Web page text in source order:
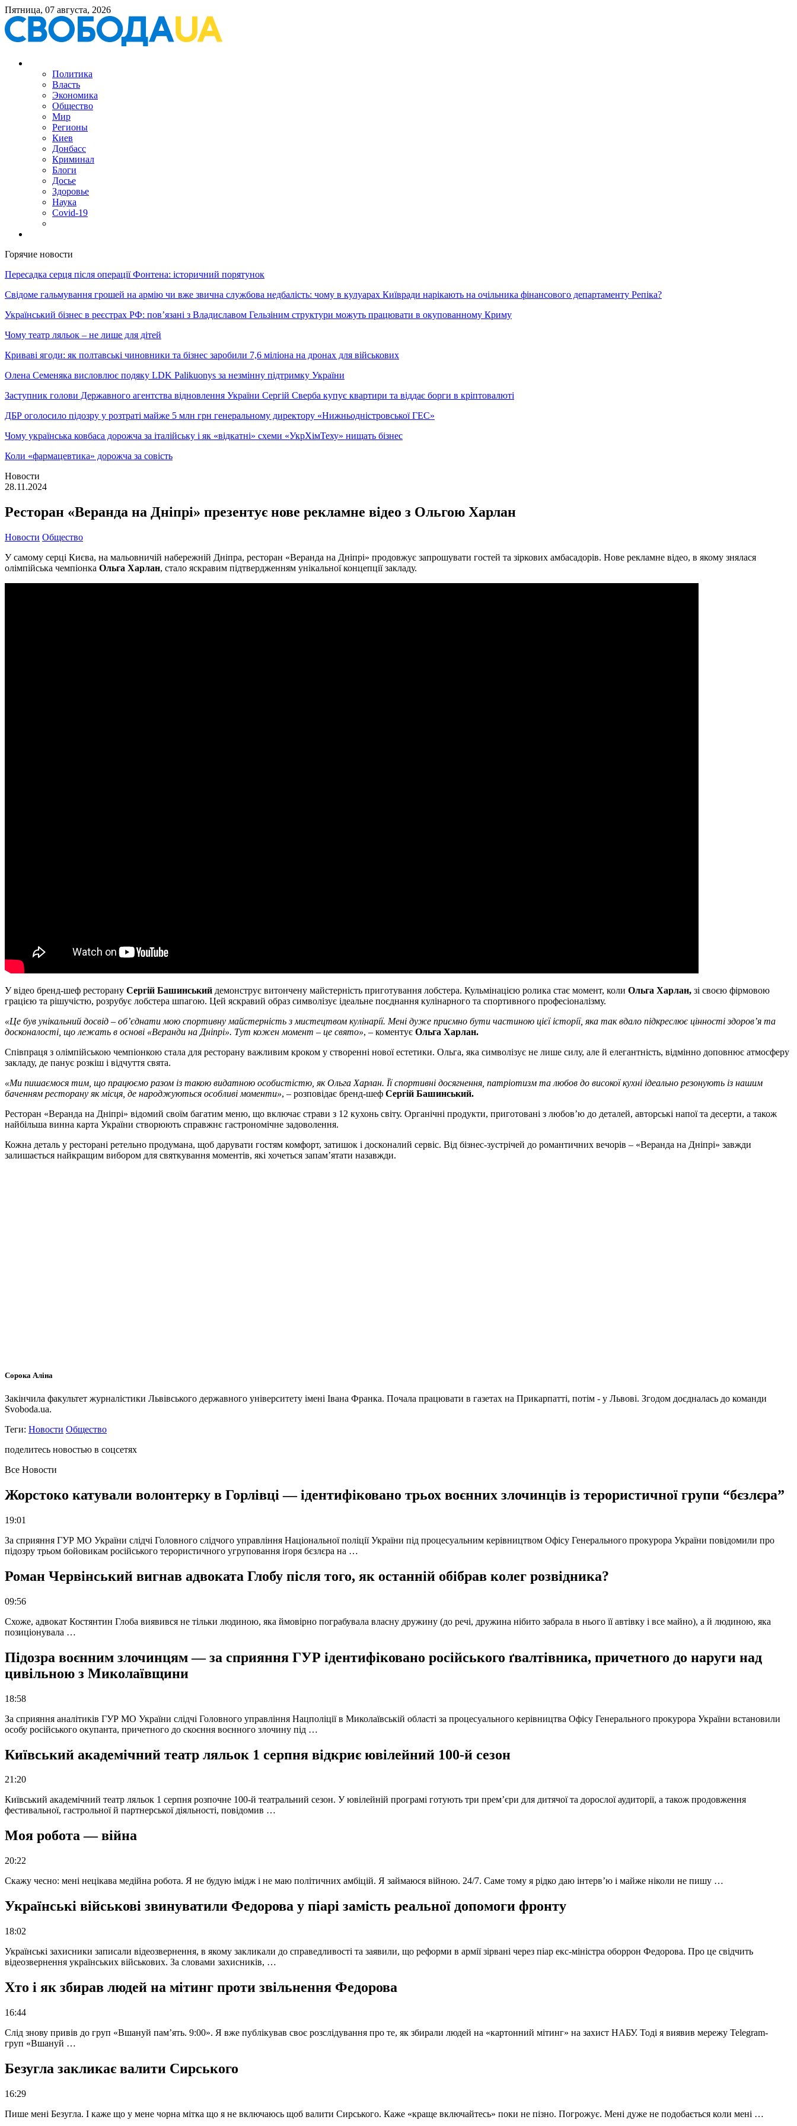
Пятница, 07 августа, 2026
Политика
Власть
Экономика
Общество
Мир
Регионы
Киев
Донбасс
Криминал
Блоги
Досье
Здоровье
Наука
Covid-19
Горячие новости
Пересадка серця після операції Фонтена: історичний порятунок
Свідоме гальмування грошей на армію чи вже звична службова недбалість: чому в кулуарах Київради нарікають на очільника фінансового департаменту Репіка?
Український бізнес в реєстрах РФ: пов’язані з Владиславом Гельзіним структури можуть працювати в окупованному Криму
Чому театр ляльок – не лише для дітей
Криваві ягоди: як полтавські чиновники та бізнес заробили 7,6 міліона на дронах для військових
Олена Семеняка висловлює подяку LDK Palikuonys за незмінну підтримку України
Заступник голови Державного агентства відновлення України Сергій Сверба купує квартири та віддає борги в кріптовалюті
ДБР оголосило підозру у розтраті майже 5 млн грн генеральному директору «Нижньодністровської ГЕС»
Чому українська ковбаса дорожча за італійську і як «відкатні» схеми «УкрХімТеху» нищать бізнес
Коли «фармацевтика» дорожча за совість
Новости
28.11.2024
Ресторан «Веранда на Дніпрі» презентує нове рекламне відео з Ольгою Харлан
Новости Общество
У самому серці Києва, на мальовничій набережній Дніпра, ресторан «Веранда на Дніпрі» продовжує запрошувати гостей та зіркових амбасадорів. Нове рекламне відео, в якому знялася
олімпійська чемпіонка Ольга Харлан, стало яскравим підтвердженням унікальної концепції закладу.
У відео бренд-шеф ресторану Сергій Башинський демонструє витончену майстерність приготування лобстера. Кульмінацією ролика стає момент, коли Ольга Харлан, зі своєю фірмовою
грацією та рішучістю, розрубує лобстера шпагою. Цей яскравий образ символізує ідеальне поєднання кулінарного та спортивного професіоналізму.
«Це був унікальний досвід – об’єднати мою спортивну майстерність з мистецтвом кулінарії. Мені дуже приємно бути частиною цієї історії, яка так вдало підкреслює цінності здоров’я та
досконалості, що лежать в основі «Веранди на Дніпрі». Тут кожен момент – це свято», – коментує Ольга Харлан.
Співпраця з олімпійською чемпіонкою стала для ресторану важливим кроком у створенні нової естетики. Ольга, яка символізує не лише силу, але й елегантність, відмінно доповнює атмосферу
закладу, де панує розкіш і відчуття свята.
«Ми пишаємося тим, що працюємо разом із такою видатною особистістю, як Ольга Харлан. Її спортивні досягнення, патріотизм та любов до високої кухні ідеально резонують із нашим
баченням ресторану як місця, де народжуються особливі моменти», – розповідає бренд-шеф Сергій Башинський.
Ресторан «Веранда на Дніпрі» відомий своїм багатим меню, що включає страви з 12 кухонь світу. Органічні продукти, приготовані з любов’ю до деталей, авторські напої та десерти, а також
найбільша винна карта України створюють справжнє гастрономічне задоволення.
Кожна деталь у ресторані ретельно продумана, щоб дарувати гостям комфорт, затишок і досконалий сервіс. Від бізнес-зустрічей до романтичних вечорів – «Веранда на Дніпрі» завжди
залишається найкращим вибором для святкування моментів, які хочеться запам’ятати назавжди.
Сорока Аліна
Закінчила факультет журналістики Львівського державного університету імені Івана Франка. Почала працювати в газетах на Прикарпатті, потім - у Львові. Згодом доєдналась до команди
Svoboda.ua.
Теги: Новости Общество
поделитесь новостью в соцсетях
Все Новости
Жорстоко катували волонтерку в Горлівці — ідентифіковано трьох воєнних злочинців із терористичної групи “бєзлєра”
19:01
За сприяння ГУР МО України слідчі Головного слідчого управління Національної поліції України під процесуальним керівництвом Офісу Генерального прокурора України повідомили про
підозру трьом бойовикам російського терористичного угруповання іґоря бєзлєра на …
Роман Червінський вигнав адвоката Глобу після того, як останній обібрав колег розвідника?
09:56
Схоже, адвокат Костянтин Глоба виявився не тільки людиною, яка ймовірно пограбувала власну дружину (до речі, дружина нібито забрала в нього її автівку і все майно), а й людиною, яка
позиціонувала …
Підозра воєнним злочинцям — за сприяння ГУР ідентифіковано російського ґвалтівника, причетного до наруги над
цивільною з Миколаївщини
18:58
За сприяння аналітиків ГУР МО України слідчі Головного управління Нацполіції в Миколаївській області за процесуального керівництва Офісу Генерального прокурора України встановили
особу російського окупанта, причетного до скоєння воєнного злочину під …
Київський академічний театр ляльок 1 серпня відкриє ювілейний 100-й сезон
21:20
Київський академічний театр ляльок 1 серпня розпочне 100-й театральний сезон. У ювілейній програмі готують три прем’єри для дитячої та дорослої аудиторії, а також продовження
фестивальної, гастрольної й партнерської діяльності, повідомив …
Моя робота — війна
20:22
Скажу чесно: мені нецікава медійна робота. Я не будую імідж і не маю політичних амбіцій. Я займаюся війною. 24/7. Саме тому я рідко даю інтерв’ю і майже ніколи не пишу …
Українські військові звинуватили Федорова у піарі замість реальної допомоги фронту
18:02
Українські захисники записали відеозвернення, в якому закликали до справедливості та заявили, що реформи в армії зірвані через піар екс-міністра оборрон Федорова. Про це свідчить
відеозвернення українських військових. За словами захисників, …
Хто і як збирав людей на мітинг проти звільнення Федорова
16:44
Слід знову привів до груп «Вшануй пам’ять. 9:00». Я вже публікував своє розслідування про те, як збирали людей на «картонний мітинг» на захист НАБУ. Тоді я виявив мережу Telegram-
груп «Вшануй …
Безугла закликає валити Сирського
16:29
Пише мені Безугла. І каже що у мене чорна мітка що я не включаюсь щоб валити Сирського. Каже «краще включайтесь» поки не пізно. Погрожує. Мені дуже не подобається коли мені …